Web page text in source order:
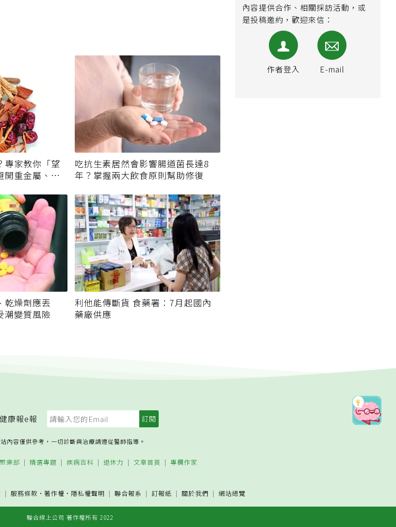
內容提供合作、相關採訪活動，或
是投稿邀約，歡迎來信：
作者登入 E-mail
專家教你「望
開重金屬、發
吃抗生素居然會影響腸道菌長達8
年？掌握兩大飲食原則幫助修復
乾燥劑應丟
潮變質風險
利他能傳斷貨 食藥署：7月起國內
藥廠供應
健康報e報
內容僅供參考，一切診斷與治療請遵從醫師指導。
樂部 精選專題 疾病百科 退休力 文章首頁 專欄作家
服務條款 · 著作權 · 隱私權聲明 聯合報系 訂報紙 關於我們 網站總覽
聯合線上公司 著作權所有 2022